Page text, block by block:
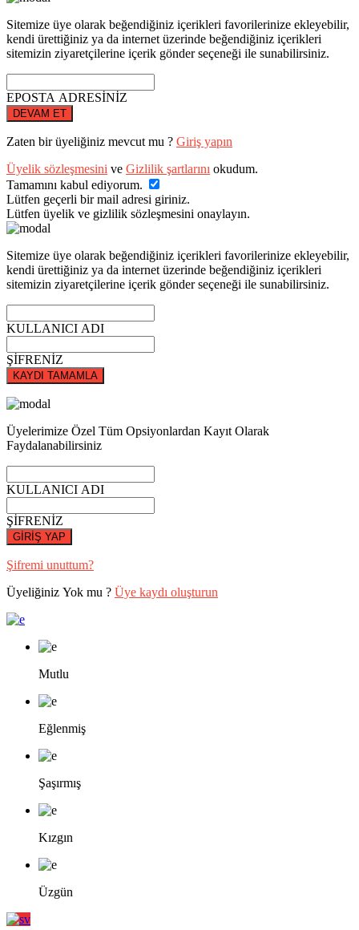
Sitemize üye olarak beğendiğiniz içerikleri favorilerinize ekleyebilir,
kendi ürettiğiniz ya da internet üzerinde beğendiğiniz içerikleri
sitemizin ziyaretçilerine içerik gönder seçeneği ile sunabilirsiniz.
EPOSTA ADRESİNİZ
DEVAM ET
Zaten bir üyeliğiniz mevcut mu ? Giriş yapın
Üyelik sözleşmesini ve Gizlilik şartlarını okudum.
Tamamını kabul ediyorum.
Lütfen geçerli bir mail adresi giriniz.
Lütfen üyelik ve gizlilik sözleşmesini onaylayın.
Sitemize üye olarak beğendiğiniz içerikleri favorilerinize ekleyebilir,
kendi ürettiğiniz ya da internet üzerinde beğendiğiniz içerikleri
sitemizin ziyaretçilerine içerik gönder seçeneği ile sunabilirsiniz.
KULLANICI ADI
ŞİFRENİZ
KAYDI TAMAMLA
Üyelerimize Özel Tüm Opsiyonlardan Kayıt Olarak
Faydalanabilirsiniz
KULLANICI ADI
ŞİFRENİZ
GİRİŞ YAP
Şifremi unuttum?
Üyeliğiniz Yok mu ? Üye kaydı oluşturun
Mutlu
Eğlenmiş
Şaşırmış
Kızgın
Üzgün